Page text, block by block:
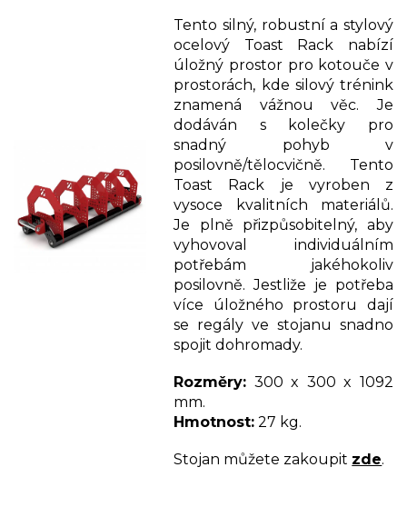
Tento silný, robustní a stylový
ocelový Toast Rack nabízí
úložný prostor pro kotouče v
prostorách, kde silový trénink
znamená vážnou věc. Je
dodáván s kolečky pro
snadný pohyb v
posilovně/tělocvičně. Tento
Toast Rack je vyroben z
vysoce kvalitních materiálů.
Je plně přizpůsobitelný, aby
vyhovoval individuálním
potřebám jakéhokoliv
posilovně. Jestliže je potřeba
více úložného prostoru dají
se regály ve stojanu snadno
spojit dohromady.
Rozměry: 300 x 300 x 1092
mm.
Hmotnost: 27 kg.
Stojan můžete zakoupit zde.